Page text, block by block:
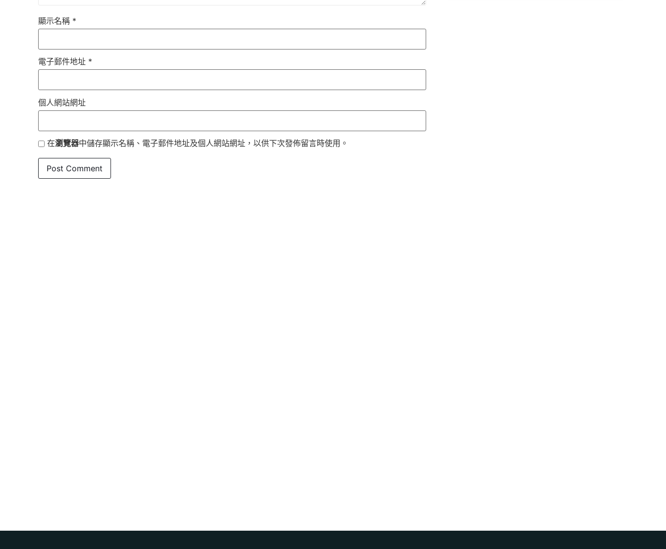
顯示名稱 *
電子郵件地址 *
個人網站網址
在瀏覽器中儲存顯示名稱、電子郵件地址及個人網站網址，以供下次發佈留言時使用。